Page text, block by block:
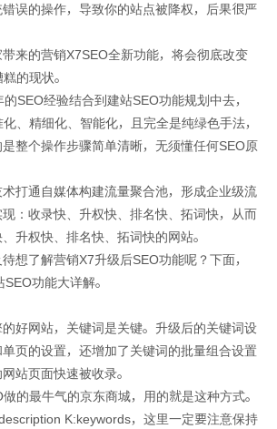
错误的操作，导致你的站点被降权，后果很严
来的营销X7SEO全新功能，将会彻底改变
的现状。
SEO经验结合到建站SEO功能规划中去，
、精细化、智能化，且完全是纯绿色手法，
整个操作步骤简单清晰，无须懂任何SEO原
术打通自媒体构建流量聚合池，形成企业级流
：收录快、升权快、排名快、拓词快，从而
升权快、排名快、拓词快的网站。
想了解营销X7升级后SEO功能呢？下面，
功能大详解。
好网站，关键词是关键。升级后的关键词设
页的设置，还增加了关键词的批量组合设置
站页面快速被收录。
的最牛气的京东商城，用的就是这种方式。
K:keywords，这里一定要注意保持